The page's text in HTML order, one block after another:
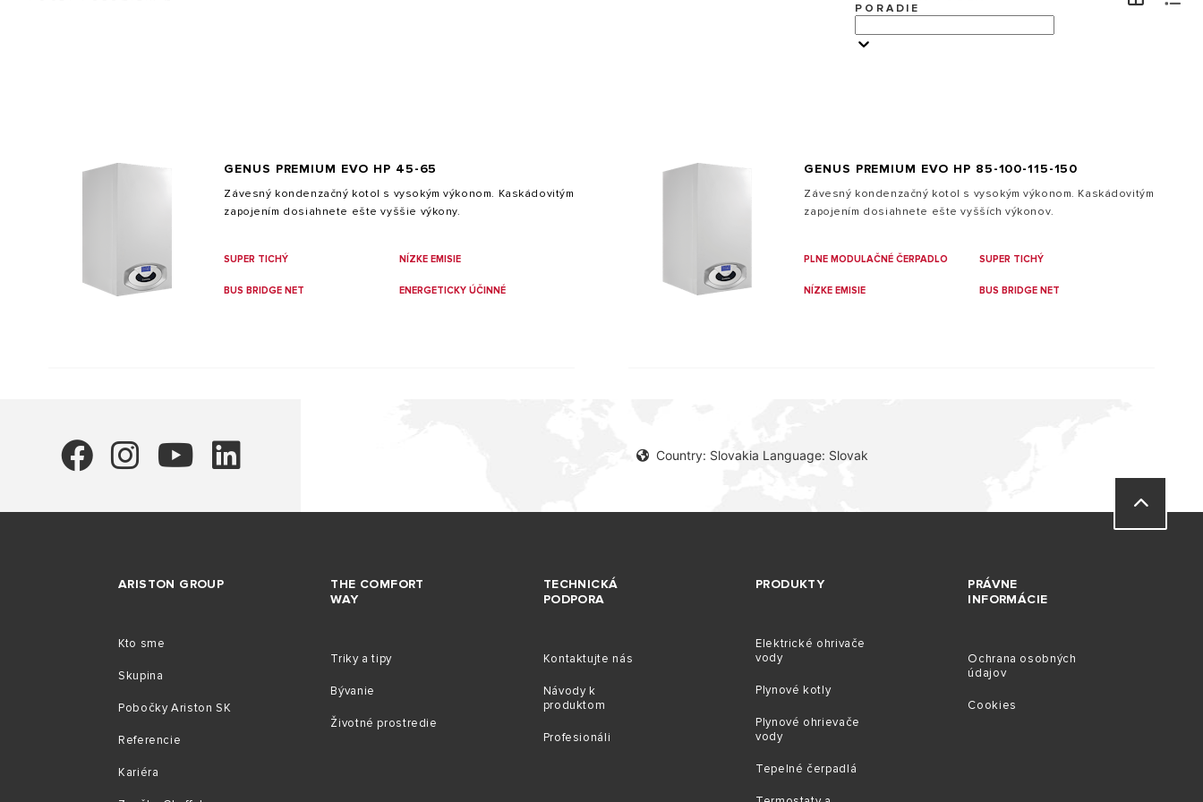
NÁVŠTEVA
PORADIE
GENUS PREMIUM EVO HP 45-65
Závesný kondenzačný kotol s vysokým výkonom. Kaskádovitým
zapojením dosiahnete ešte vyššie výkony.
SUPER TICHÝ NÍZKE EMISIE
BUS BRIDGE NET ENERGETICKY ÚČINNÉ
GENUS PREMIUM EVO HP 85-100-115-150
Závesný kondenzačný kotol s vysokým výkonom. Kaskádovitým
zapojením dosiahnete ešte vyšších výkonov.
PLNE MODULAČNÉ ČERPADLO SUPER TICHÝ
NÍZKE EMISIE BUS BRIDGE NET
Country: Slovakia Language: Slovak
ARISTON GROUP
Kto sme
Skupina
Pobočky Ariston SK
Referencie
Kariéra
THE COMFORT
WAY
Triky a tipy
Bývanie
Životné prostredie
TECHNICKÁ
PODPORA
Kontaktujte nás
Návody k
produktom
Profesionáli
PRODUKTY
Elektrické ohrivače
vody
Plynové kotly
Plynové ohrievače
vody
Tepelné čerpadlá
PRÁVNE
INFORMÁCIE
Ochrana osobných
údajov
Cookies